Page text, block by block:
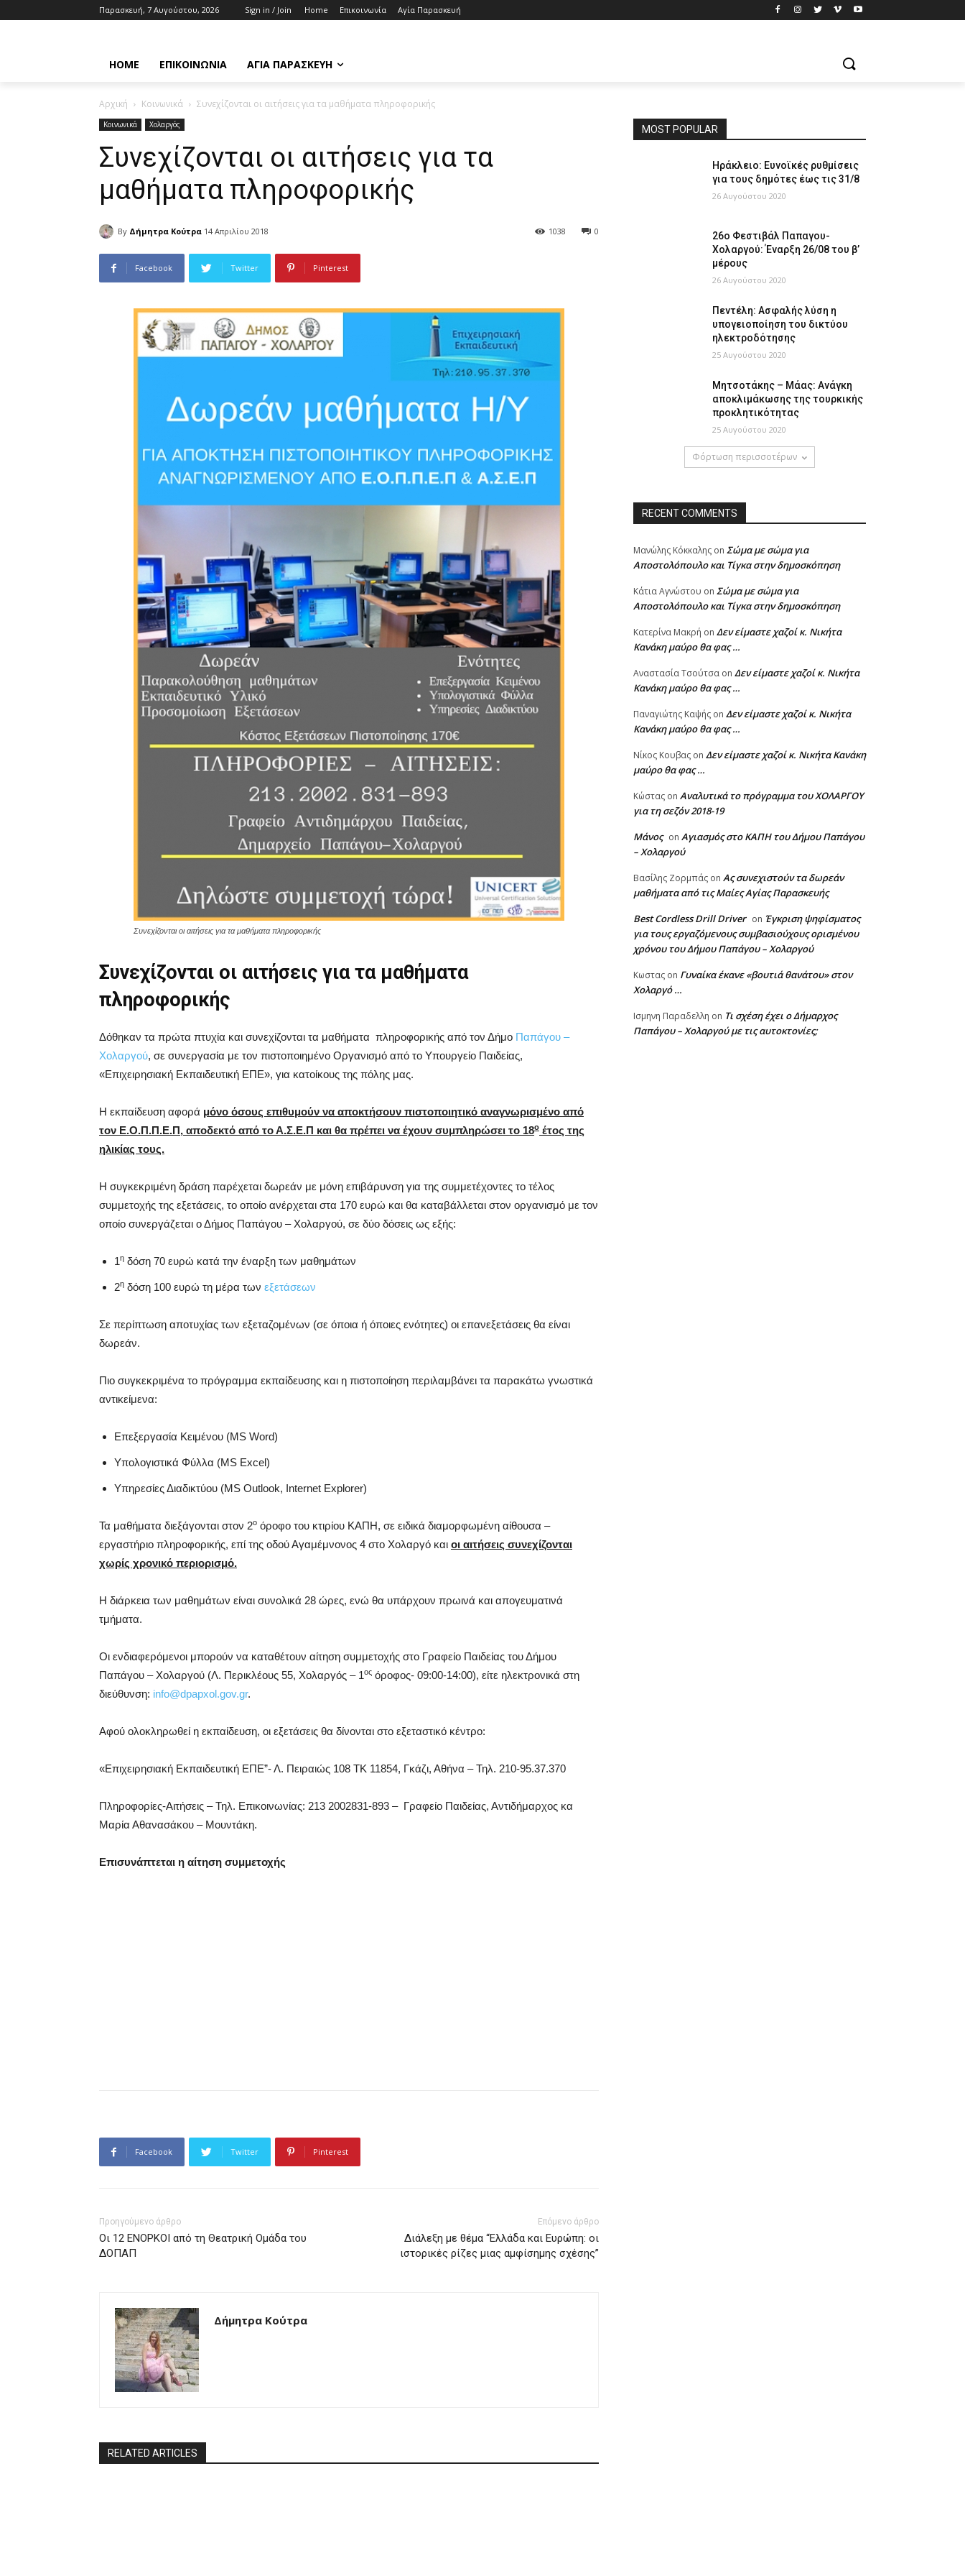
Παρασκευή, 7 Αυγούστου, 2026 Sign in / Join Home Επικοινωνία Αγία Παρασκευή
HOME ΕΠΙΚΟΙΝΩΝΊΑ ΑΓΊΑ ΠΑΡΑΣΚΕΥΉ
Αρχική Κοινωνικά Συνεχίζονται οι αιτήσεις για τα μαθήματα πληροφορικής
Κοινωνικά Χολαργός
Συνεχίζονται οι αιτήσεις για τα
μαθήματα πληροφορικής
By Δήμητρα Κούτρα 14 Απριλίου 2018 0
1038
Facebook Twitter Pinterest
Συνεχίζονται οι αιτήσεις για τα μαθήματα πληροφορικής
Συνεχίζονται οι αιτήσεις για τα μαθήματα
πληροφορικής
Δόθηκαν τα πρώτα πτυχία και συνεχίζονται τα μαθήματα πληροφορικής από τον Δήμο Παπάγου –
Χολαργού, σε συνεργασία με τον πιστοποιημένο Οργανισμό από το Υπουργείο Παιδείας,
«Επιχειρησιακή Εκπαιδευτική ΕΠΕ», για κατοίκους της πόλης μας.
Η εκπαίδευση αφορά μόνο όσους επιθυμούν να αποκτήσουν πιστοποιητικό αναγνωρισμένο από
τον Ε.Ο.Π.Π.Ε.Π, αποδεκτό από το Α.Σ.Ε.Π και θα πρέπει να έχουν συμπληρώσει το 18ο έτος της
ηλικίας τους.
Η συγκεκριμένη δράση παρέχεται δωρεάν με μόνη επιβάρυνση για της συμμετέχοντες το τέλος
συμμετοχής της εξετάσεις, το οποίο ανέρχεται στα 170 ευρώ και θα καταβάλλεται στον οργανισμό με τον
οποίο συνεργάζεται ο Δήμος Παπάγου – Χολαργού, σε δύο δόσεις ως εξής:
1η δόση 70 ευρώ κατά την έναρξη των μαθημάτων
2η δόση 100 ευρώ τη μέρα των εξετάσεων
Σε περίπτωση αποτυχίας των εξεταζομένων (σε όποια ή όποιες ενότητες) οι επανεξετάσεις θα είναι
δωρεάν.
Πιο συγκεκριμένα το πρόγραμμα εκπαίδευσης και η πιστοποίηση περιλαμβάνει τα παρακάτω γνωστικά
αντικείμενα:
Επεξεργασία Κειμένου (MS Word)
Υπολογιστικά Φύλλα (MS Excel)
Υπηρεσίες Διαδικτύου (MS Outlook, Internet Explorer)
Τα μαθήματα διεξάγονται στον 2ο όροφο του κτιρίου ΚΑΠΗ, σε ειδικά διαμορφωμένη αίθουσα –
εργαστήριο πληροφορικής, επί της οδού Αγαμέμνονος 4 στο Χολαργό και οι αιτήσεις συνεχίζονται
χωρίς χρονικό περιορισμό.
Η διάρκεια των μαθημάτων είναι συνολικά 28 ώρες, ενώ θα υπάρχουν πρωινά και απογευματινά
τμήματα.
Οι ενδιαφερόμενοι μπορούν να καταθέτουν αίτηση συμμετοχής στο Γραφείο Παιδείας του Δήμου
Παπάγου – Χολαργού (Λ. Περικλέους 55, Χολαργός – 1ος όροφος- 09:00-14:00), είτε ηλεκτρονικά στη
διεύθυνση: info@dpapxol.gov.gr.
Αφού ολοκληρωθεί η εκπαίδευση, οι εξετάσεις θα δίνονται στο εξεταστικό κέντρο:
«Επιχειρησιακή Εκπαιδευτική ΕΠΕ”- Λ. Πειραιώς 108 ΤΚ 11854, Γκάζι, Αθήνα – Τηλ. 210-95.37.370
Πληροφορίες-Αιτήσεις – Τηλ. Επικοινωνίας: 213 2002831-893 – Γραφείο Παιδείας, Αντιδήμαρχος κα
Μαρία Αθανασάκου – Μουντάκη.
Επισυνάπτεται η αίτηση συμμετοχής
Facebook Twitter Pinterest
Προηγούμενο άρθρο
Οι 12 ΕΝΟΡΚΟΙ από τη Θεατρική Ομάδα του
ΔΟΠΑΠ
Επόμενο άρθρο
Διάλεξη με θέμα “Ελλάδα και Ευρώπη: οι
ιστορικές ρίζες μιας αμφίσημης σχέσης”
Δήμητρα Κούτρα
RELATED ARTICLES
MOST POPULAR
Ηράκλειο: Ευνοϊκές ρυθμίσεις
για τους δημότες έως τις 31/8
26 Αυγούστου 2020
26ο Φεστιβάλ Παπαγου-
Χολαργού: Έναρξη 26/08 του β’
μέρους
26 Αυγούστου 2020
Πεντέλη: Ασφαλής λύση η
υπογειοποίηση του δικτύου
ηλεκτροδότησης
25 Αυγούστου 2020
Μητσοτάκης – Μάας: Ανάγκη
αποκλιμάκωσης της τουρκικής
προκλητικότητας
25 Αυγούστου 2020
Φόρτωση περισσοτέρων
RECENT COMMENTS
Μανώλης Κόκκαλης on Σώμα με σώμα για
Αποστολόπουλο και Τίγκα στην δημοσκόπηση
Κάτια Αγνώστου on Σώμα με σώμα για
Αποστολόπουλο και Τίγκα στην δημοσκόπηση
Κατερίνα Μακρή on Δεν είμαστε χαζοί κ. Νικήτα
Κανάκη μαύρο θα φας …
Αναστασία Τσούτσα on Δεν είμαστε χαζοί κ. Νικήτα
Κανάκη μαύρο θα φας …
Παναγιώτης Καψής on Δεν είμαστε χαζοί κ. Νικήτα
Κανάκη μαύρο θα φας …
Νίκος Κουβας on Δεν είμαστε χαζοί κ. Νικήτα Κανάκη
μαύρο θα φας …
Κώστας on Αναλυτικά το πρόγραμμα του ΧΟΛΑΡΓΟΥ
για τη σεζόν 2018-19
Mάνος on Αγιασμός στο ΚΑΠΗ του Δήμου Παπάγου
– Χολαργού
Βασίλης Ζορμπάς on Ας συνεχιστούν τα δωρεάν
μαθήματα από τις Μαίες Αγίας Παρασκευής
Best Cordless Drill Driver on Έγκριση ψηφίσματος
για τους εργαζόμενους συμβασιούχους ορισμένου
χρόνου του Δήμου Παπάγου – Χολαργού
Κωστας on Γυναίκα έκανε «βουτιά θανάτου» στον
Χολαργό …
Ισμηνη Παραδελλη on Τι σχέση έχει ο Δήμαρχος
Παπάγου – Χολαργού με τις αυτοκτονίες;